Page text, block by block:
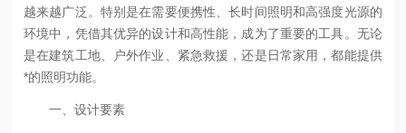
越来越广泛。特别是在需要便携性、长时间照明和高强度光源的
环境中，凭借其优异的设计和高性能，成为了重要的工具。无论
是在建筑工地、户外作业、紧急救援，还是日常家用，都能提供
*的照明功能。
一、设计要素